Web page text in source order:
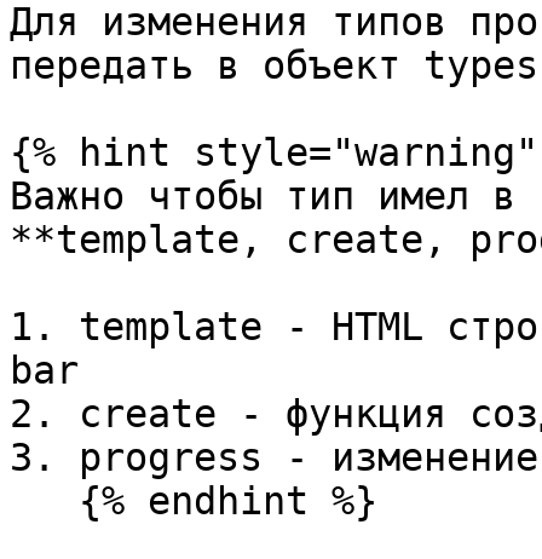
Для изменения типов
передать в объект
{% hint style="warning"
Важно чтобы тип имел в
**template, create,
1. template - HTML
bar
2. create - функция
3. progress - изменение